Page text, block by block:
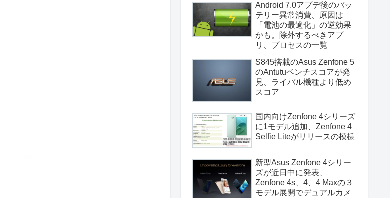
Android 7.0アプデ後のバッ
テリー異常消費、原因は
「電池の最適化」の逆効果
かも。除外するべきアプ
リ、プロセスの一覧
S845搭載のAsus Zenfone 5
のAntutuベンチスコアが発
見、ライバル機種より低め
スコア
国内向けZenfone 4シリーズ
に1モデル追加、Zenfone 4
Selfie Liteがリリースの模様
新型Asus Zenfone 4シリー
ズが近日中に発表、
Zenfone 4s、4、4 Maxの３
モデル展開でデュアルカメ